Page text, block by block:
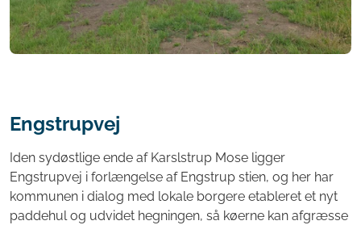
Engstrupvej
Iden sydøstlige ende af Karslstrup Mose ligger
Engstrupvej i forlængelse af Engstrup stien, og her har
kommunen i dialog med lokale borgere etableret et nyt
paddehul og udvidet hegningen, så køerne kan afgræsse